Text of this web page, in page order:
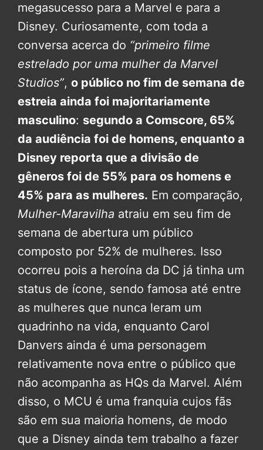
megasucesso para a Marvel e para a
Disney. Curiosamente, com toda a
conversa acerca do “primeiro filme
estrelado por uma mulher da Marvel
Studios”, o público no fim de semana de
estreia ainda foi majoritariamente
masculino: segundo a Comscore, 65%
da audiência foi de homens, enquanto a
Disney reporta que a divisão de
gêneros foi de 55% para os homens e
45% para as mulheres. Em comparação,
Mulher-Maravilha atraiu em seu fim de
semana de abertura um público
composto por 52% de mulheres. Isso
ocorreu pois a heroína da DC já tinha um
status de ícone, sendo famosa até entre
as mulheres que nunca leram um
quadrinho na vida, enquanto Carol
Danvers ainda é uma personagem
relativamente nova entre o público que
não acompanha as HQs da Marvel. Além
disso, o MCU é uma franquia cujos fãs
são em sua maioria homens, de modo
que a Disney ainda tem trabalho a fazer